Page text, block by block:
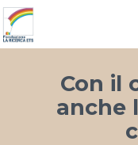
Con il
anche